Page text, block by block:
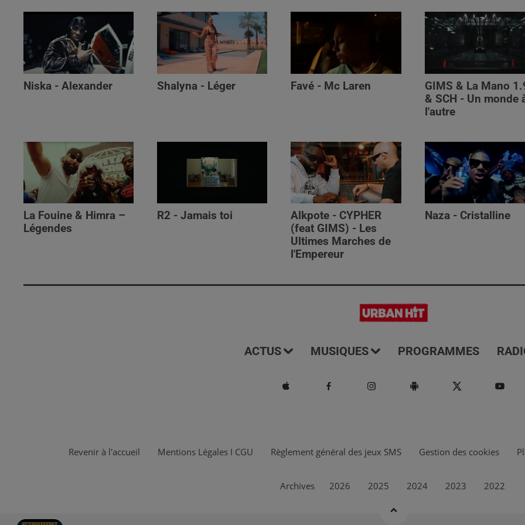
Niska - Alexander Shalyna - Léger Favé - Mc Laren
GIMS & La Mano
& SCH - Un monde
l'autre
La Fouine & Himra –
Légendes
R2 - Jamais toi
Alkpote - CYPHER
(feat GIMS) - Les
Ultimes Marches de
l'Empereur
Naza - Cristalline
ACTUS MUSIQUES PROGRAMMES
Revenir à l'accueil Mentions Légales I CGU Règlement général des jeux SMS Gestion des cookies
Archives 2026 2025 2024 2023 2022